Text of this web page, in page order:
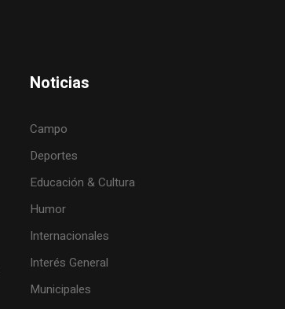
Noticias
Campo
Deportes
Educación & Cultura
Humor
Internacionales
Interés General
Municipales